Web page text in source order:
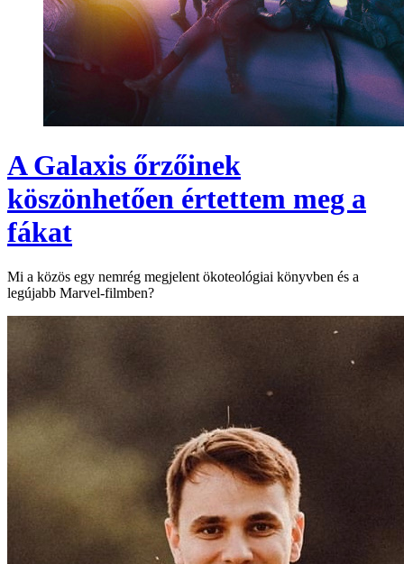
A Galaxis őrzőinek
köszönhetően értettem meg a
fákat
Mi a közös egy nemrég megjelent ökoteológiai könyvben és a
legújabb Marvel-filmben?